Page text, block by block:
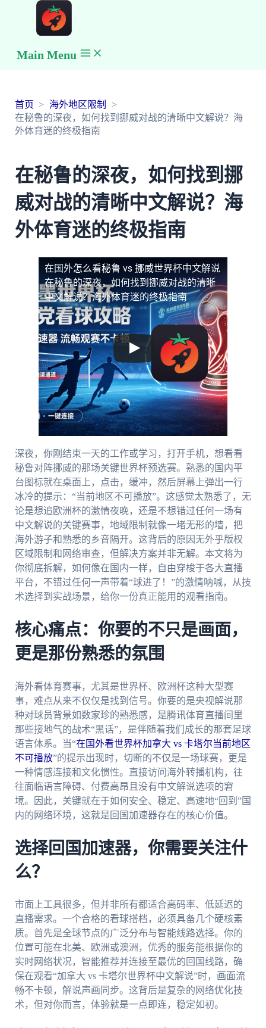
Main Menu
首页
海外地区限制
在秘鲁的深夜，如何找到挪威对战的清晰中文解说？海
外体育迷的终极指南
在秘鲁的深夜，如何找到挪
威对战的清晰中文解说？海
外体育迷的终极指南
在国外怎么看秘鲁 vs 挪威世界杯中文解说
在秘鲁的深夜，如何找到挪威对战的清晰
中文解说？海外体育迷的终极指南
深夜，你刚结束一天的工作或学习，打开手机，想看看
秘鲁对阵挪威的那场关键世界杯预选赛。熟悉的国内平
台图标就在桌面上，点击，缓冲，然后屏幕上弹出一行
冰冷的提示：“当前地区不可播放”。这感觉太熟悉了，无
论是想追欧洲杯的激情夜晚，还是不想错过任何一场有
中文解说的关键赛事，地域限制就像一堵无形的墙，把
海外游子和熟悉的乡音隔开。这背后的原因无外乎版权
区域限制和网络审查，但解决方案并非无解。本文将为
你彻底拆解，如何像在国内一样，自由穿梭于各大直播
平台，不错过任何一声带着“球进了！”的激情呐喊，从技
术选择到实战场景，给你一份真正能用的观看指南。
核心痛点：你要的不只是画面，
更是那份熟悉的氛围
海外看体育赛事，尤其是世界杯、欧洲杯这种大型赛
事，难点从来不仅仅是找到信号。你要的是央视解说那
种对球员背景如数家珍的熟悉感，是腾讯体育直播间里
那些接地气的战术“黑话”，是伴随着我们成长的那套足球
语言体系。当“在国外看世界杯加拿大 vs 卡塔尔当前地区
不可播放”的提示出现时，切断的不仅是一场球赛，更是
一种情感连接和文化惯性。直接访问海外转播机构，往
往面临语言障碍、付费高昂且没有中文解说选项的窘
境。因此，关键就在于如何安全、稳定、高速地“回到”国
内的网络环境，这就是回国加速器存在的核心价值。
选择回国加速器，你需要关注什
么？
市面上工具很多，但并非所有都适合高码率、低延迟的
直播需求。一个合格的看球搭档，必须具备几个硬核素
质。首先是全球节点的广泛分布与智能线路选择。你的
位置可能在北美、欧洲或澳洲，优秀的服务能根据你的
实时网络状况，智能推荐并连接至最优的回国线路，确
保在观看“加拿大 vs 卡塔尔世界杯中文解说”时，画面流
畅不卡顿，解说声画同步。这背后是复杂的网络优化技
术，但对你而言，体验就是一点即连，稳定如初。